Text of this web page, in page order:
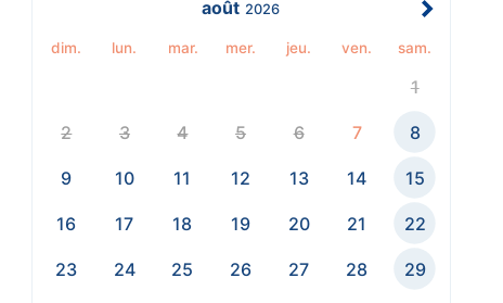
août 2026
dim. lun. mar. mer. jeu. ven. sam.
1
2 3 4 5 6 7 8
9 10 11 12 13 14 15
16 17 18 19 20 21 22
23 24 25 26 27 28 29